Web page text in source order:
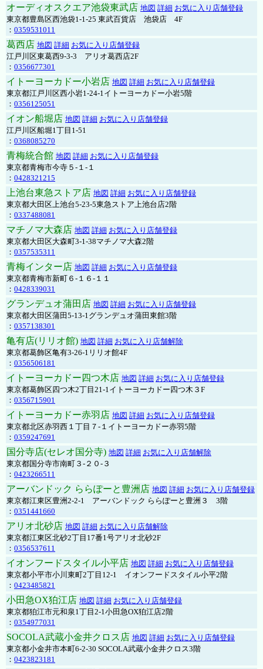
オーディオスクエア池袋東武店 地図 詳細 お気に入り店舗登録
東京都豊島区西池袋1-1-25 東武百貨店 池袋店 4F
： 0359531011
葛西店 地図 詳細 お気に入り店舗登録
江戸川区東葛西9-3-3 アリオ葛西店2F
： 0356677301
イトーヨーカドー小岩店 地図 詳細 お気に入り店舗登録
東京都江戸川区西小岩1-24-1イトーヨーカドー小岩5階
： 0356125051
イオン船堀店 地図 詳細 お気に入り店舗登録
江戸川区船堀1丁目1-51
： 0368085270
青梅統合館 地図 詳細 お気に入り店舗登録
東京都青梅市今寺５-１-１
： 0428321215
上池台東急ストア店 地図 詳細 お気に入り店舗登録
東京都大田区上池台5-23-5東急ストア上池台店2階
： 0337488081
マチノマ大森店 地図 詳細 お気に入り店舗登録
東京都大田区大森町3-1-38マチノマ大森2階
： 0357535311
青梅インター店 地図 詳細 お気に入り店舗登録
東京都青梅市新町６-１６-１１
： 0428339031
グランデュオ蒲田店 地図 詳細 お気に入り店舗登録
東京都大田区蒲田5-13-1グランデュオ蒲田東館3階
： 0357138301
亀有店(リリオ館) 地図 詳細 お気に入り店舗解除
東京都葛飾区亀有3-26-1リリオ館4F
： 0356506181
イトーヨーカドー四つ木店 地図 詳細 お気に入り店舗登録
東京都葛飾区四つ木2丁目21-1イトーヨーカドー四つ木３F
： 0356715901
イトーヨーカドー赤羽店 地図 詳細 お気に入り店舗登録
東京都北区赤羽西１丁目７-１イトーヨーカドー赤羽5階
： 0359247691
国分寺店(セレオ国分寺) 地図 詳細 お気に入り店舗解除
東京都国分寺市南町３-２０-３
： 0423266511
アーバンドック ららぽーと豊洲店 地図 詳細 お気に入り店舗登録
東京都江東区豊洲2-2-1 アーバンドック ららぽーと豊洲３ 3階
： 0351441660
アリオ北砂店 地図 詳細 お気に入り店舗解除
東京都江東区北砂2丁目17番1号アリオ北砂2F
： 0356537611
イオンフードスタイル小平店 地図 詳細 お気に入り店舗登録
東京都小平市小川東町2丁目12-1 イオンフードスタイル小平2階
： 0423485821
小田急OX狛江店 地図 詳細 お気に入り店舗登録
東京都狛江市元和泉1丁目2-1小田急OX狛江店2階
： 0354977031
SOCOLA武蔵小金井クロス店 地図 詳細 お気に入り店舗登録
東京都小金井市本町6-2-30 SOCOLA武蔵小金井クロス3階
： 0423823181